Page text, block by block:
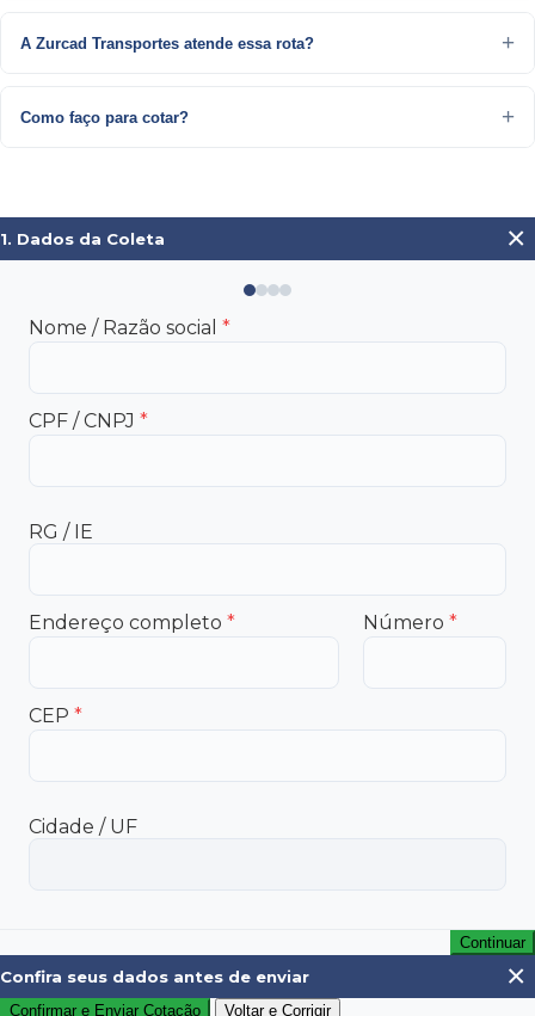
A Zurcad Transportes atende essa rota?
Como faço para cotar?
1. Dados da Coleta ×
Nome / Razão social *
CPF / CNPJ *
RG / IE
Endereço completo * Número *
CEP *
Cidade / UF
Continuar
Confira seus dados antes de enviar ×
Confirmar e Enviar Cotação Voltar e Corrigir